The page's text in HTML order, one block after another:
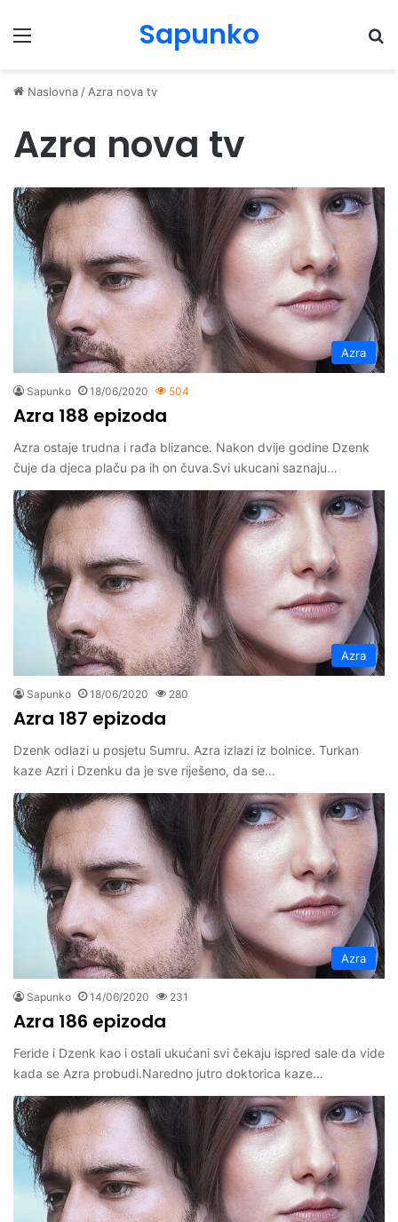
Menu Sapunko
Naslovna / Azra nova tv
Azra nova tv
Azra
Sapunko 18/06/2020 504
Azra 188 epizoda
Azra ostaje trudna i rađa blizance. Nakon dvije godine Dzenk
čuje da djeca plaču pa ih on čuva.Svi ukucani saznaju…
Azra
Sapunko 18/06/2020 280
Azra 187 epizoda
Dzenk odlazi u posjetu Sumru. Azra izlazi iz bolnice. Turkan
kaze Azri i Dzenku da je sve riješeno, da se…
Azra
Sapunko 14/06/2020 231
Azra 186 epizoda
Feride i Dzenk kao i ostali ukućani svi čekaju ispred sale da vide
kada se Azra probudi.Naredno jutro doktorica kaze…